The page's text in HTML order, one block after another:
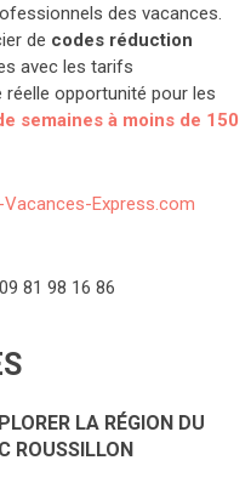
des vacances.
de codes réduction
avec les tarifs
opportunité pour les
semaines à moins de 150
Express.com
81 98 16 86
LA RÉGION DU
ROUSSILLON